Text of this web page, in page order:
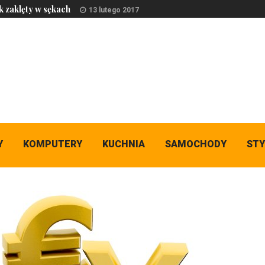
zaklęty w sękach 13 lutego 2017
KOMPUTERY KUCHNIA SAMOCHODY